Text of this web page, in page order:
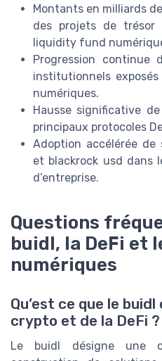
Montants en milliards
des projets de trésor
liquidity fund
Progression continue
institutionnels
numériques.
Hausse significative
principaux protocoles
Adoption accélérée
et blackrock usd dans
d’entreprise.
Questions
buidl, la DeFi et
numériques
Qu’est ce que le
crypto et de la DeFi ?
Le buidl désigne une